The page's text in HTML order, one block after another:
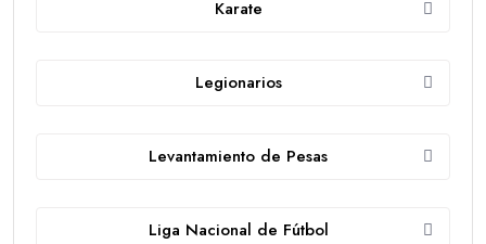
Karate
Legionarios
Levantamiento de Pesas
Liga Nacional de Fútbol